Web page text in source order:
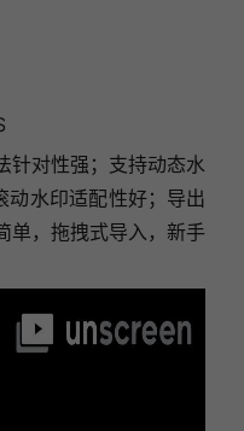
针对性强；支持动态水
水印适配性好；导出
单，拖拽式导入，新手